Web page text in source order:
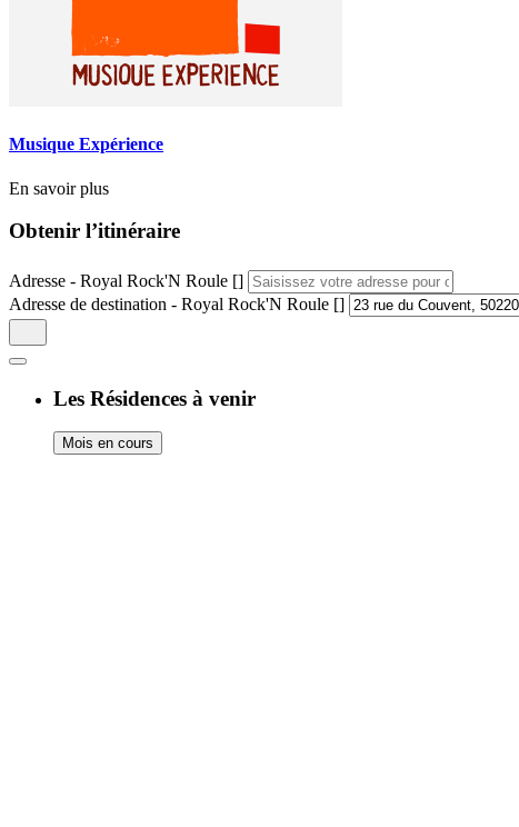
Musique Expérience
En savoir plus
Obtenir l’itinéraire
Adresse - Royal Rock'N Roule []
Adresse de destination - Royal Rock'N Roule []
Les Résidences à venir
Mois en cours